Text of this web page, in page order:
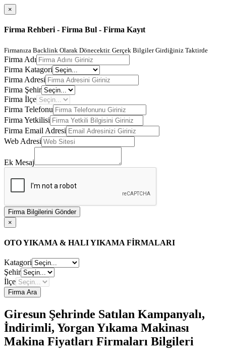
×
Firma Rehberi - Firma Bul - Firma Kayıt
Firmanıza Backlink Olarak Dönecektir. Gerçek Bilgiler Girdiğiniz Taktirde
Firma Adı
Firma Katagori
Firma Adresi
Firma Şehir
Firma İlçe
Firma Telefonu
Firma Yetkilisi
Firma Email Adresi
Web Adresi
Ek Mesaj
Firma Bilgilerini Gönder
×
OTO YIKAMA & HALI YIKAMA FİRMALARI
Katagori
Şehir
İlçe
Firma Ara
Giresun Şehrinde Satılan Kampanyalı,
İndirimli, Yorgan Yıkama Makinası
Makina Fiyatları Firmaları Bilgileri